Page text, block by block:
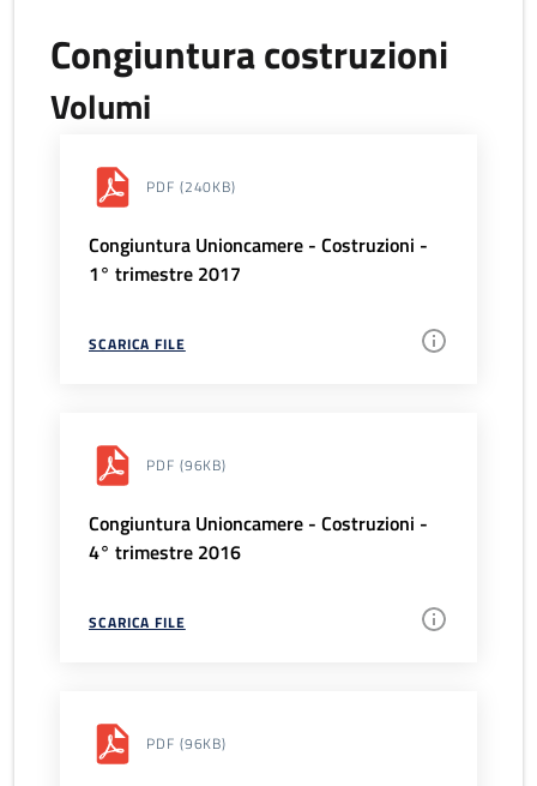
Congiuntura costruzioni
Volumi
PDF (240KB)
Congiuntura Unioncamere - Costruzioni -
1° trimestre 2017
SCARICA FILE
PDF (96KB)
Congiuntura Unioncamere - Costruzioni -
4° trimestre 2016
SCARICA FILE
PDF (96KB)